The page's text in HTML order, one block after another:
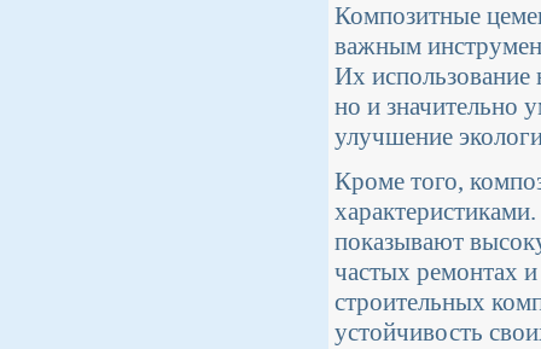
Композитные
важным
Их использование
но и значительно
улучшение
Кроме того,
показывают
частых ремонтах
строительных
устойчивость